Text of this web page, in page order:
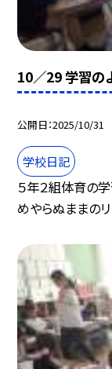
10／29 学習のよ
公開日 2025/10/31
学校日記
５年２組体育の
めやらぬままの